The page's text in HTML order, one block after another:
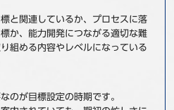
と関連しているか、プロセスに落
か、能力開発につながる適切な難
組める内容やレベルになっている
のが目標設定の時期です。